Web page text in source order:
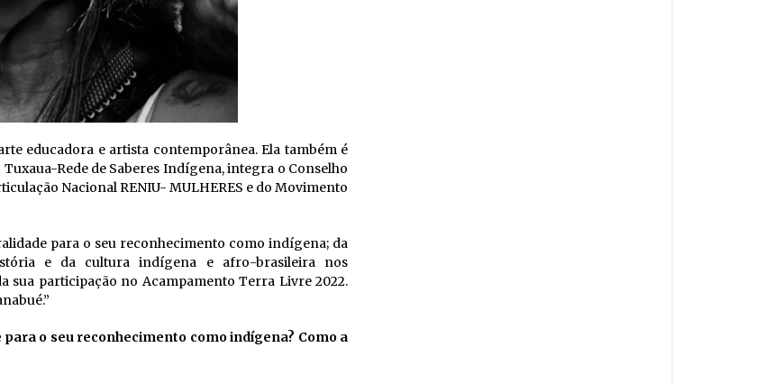
educadora e artista contemporânea. Ela também é
Rede de Saberes Indígena, integra o Conselho
Nacional RENIU- MULHERES e do Movimento
para o seu reconhecimento como indígena; da
e da cultura indígena e afro-brasileira nos
sua participação no Acampamento Terra Livre 2022.
o seu reconhecimento como indígena? Como a